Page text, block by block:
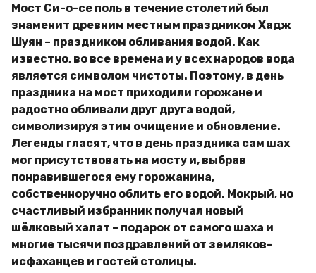
Мост Си-о-се поль в течение столетий был
знаменит древним местным праздником Хадж
Шуян – праздником обливания водой. Как
известно, во все времена и у всех народов вода
является символом чистоты. Поэтому, в день
праздника на мост приходили горожане и
радостно обливали друг друга водой,
символизируя этим очищение и обновление.
Легенды гласят, что в день праздника сам шах
мог присутствовать на мосту и, выбрав
понравившегося ему горожанина,
собственноручно облить его водой. Мокрый, но
счастливый избранник получал новый
шёлковый халат – подарок от самого шаха и
многие тысячи поздравлений от земляков-
исфаханцев и гостей столицы.